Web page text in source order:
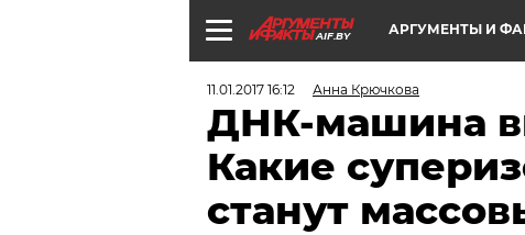
AIF.BY АРГУМЕНТЫ И
11.01.2017 16:12 Анна Крючкова
ДНК-машина
Какие
станут